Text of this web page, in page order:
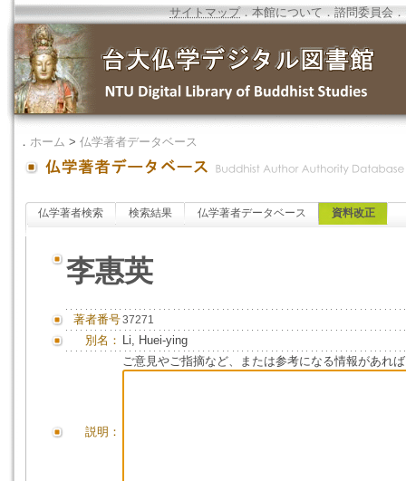
サイトマップ．本館について ．諮問委員会 ．
． ホーム > 仏学著者データベース
仏学著者検索 検索結果 仏学著者データベース 資料改正
李惠英
著者番号37271
別名： Li, Huei-ying
説明：
ご意見やご指摘など、または参考になる情報があれ